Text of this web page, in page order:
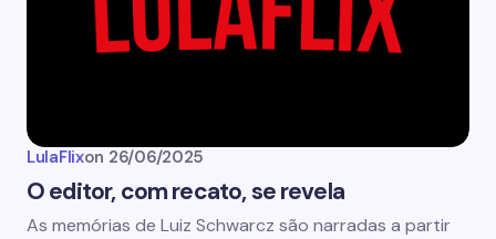
LulaFlixon 26/06/2025
O editor, com recato, se revela
As memórias de Luiz Schwarcz são narradas a partir